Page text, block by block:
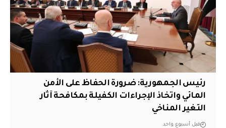
رئيس الجمهورية: ضرورة الحفاظ على الأمن
المائي واتخاذ الإجراءات الكفيلة بمكافحة آثار
التغير المناخي
قبل أسبوع واحد